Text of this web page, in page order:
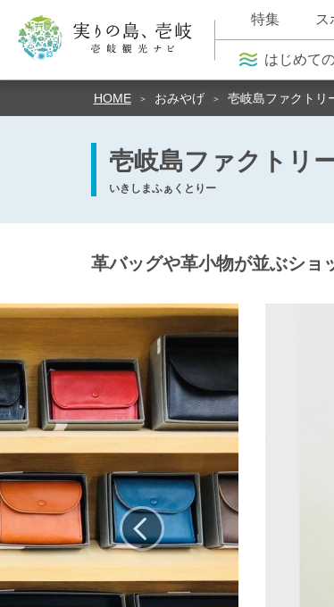
特集 ス
はじめて
HOME おみやげ 壱岐島ファクトリ
壱岐島ファクトリ
いきしまふぁくとりー
革バッグや革小物が並ぶショ